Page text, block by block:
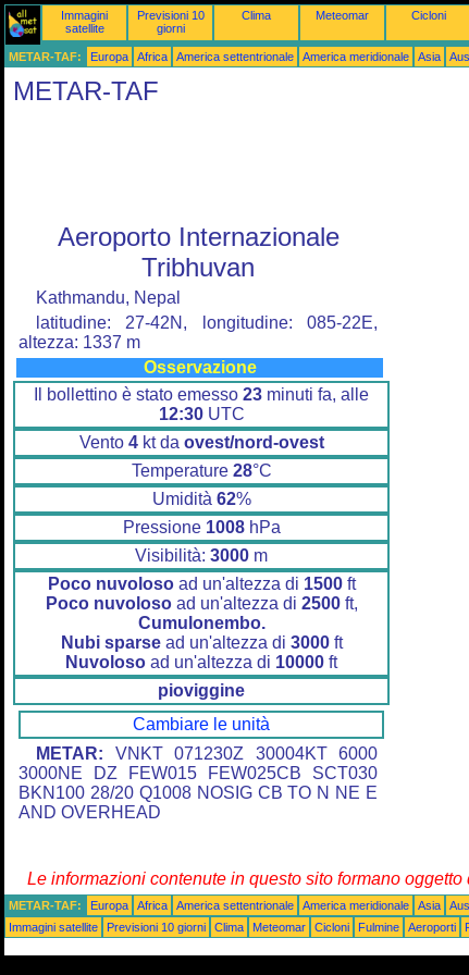
Immagini
satellite
Previsioni 10
giorni
Clima Meteomar Cicloni
METAR-TAF: Europa Africa America settentrionale America meridionale Asia
METAR-TAF
Aeroporto Internazionale
Tribhuvan
Kathmandu, Nepal
latitudine: 27-42N, longitudine: 085-22E,
altezza: 1337 m
Osservazione
Il bollettino è stato emesso 23 minuti fa, alle
12:30UTC
Vento 4kt da ovest/nord-ovest
Temperature 28°C
Umidità 62%
Pressione 1008hPa
Visibilità: 3000 m
Poco nuvolosoad un'altezza di 1500ft
Poco nuvolosoad un'altezza di 2500ft,
Cumulonembo.
Nubi sparsead un'altezza di 3000ft
Nuvoloso ad un'altezza di 10000 ft
pioviggine
Cambiare le unità
METAR: VNKT 071230Z 30004KT 6000
3000NE DZ FEW015 FEW025CB SCT030
BKN100 28/20 Q1008 NOSIG CB TO N NE E
AND OVERHEAD
Le informazioni contenute in questo sito formano oggetto
METAR-TAF: Europa Africa America settentrionale America meridionale Asia
Immagini satellite
Previsioni 10 giorni Clima Meteomar Cicloni Fulmine Aeroporti